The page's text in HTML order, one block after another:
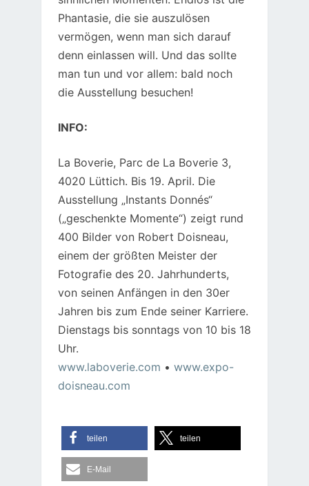
Phantasie, die sie auszulösen
vermögen, wenn man sich darauf
denn einlassen will. Und das sollte
man tun und vor allem: bald noch
die Ausstellung besuchen!
INFO:
La Boverie, Parc de La Boverie 3,
4020 Lüttich. Bis 19. April. Die
Ausstellung „Instants Donnés“
(„geschenkte Momente“) zeigt rund
400 Bilder von Robert Doisneau,
einem der größten Meister der
Fotografie des 20. Jahrhunderts,
von seinen Anfängen in den 30er
Jahren bis zum Ende seiner Karriere.
Dienstags bis sonntags von 10 bis 18
Uhr.
www.laboverie.com • www.expo-
doisneau.com
teilen teilen
E-Mail